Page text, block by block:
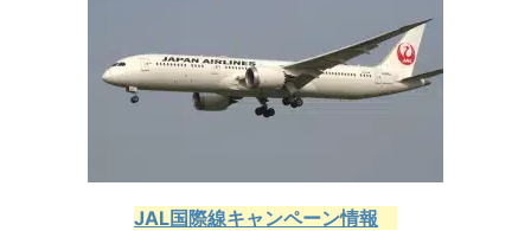
JAL国際線キャンペーン情報